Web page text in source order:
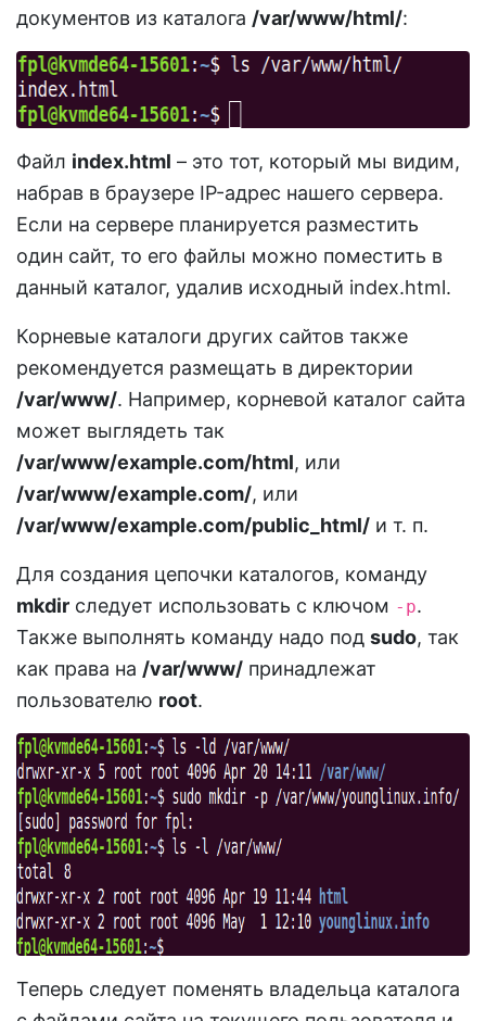
документов из каталога /var/www/html/:
Файл index.html – это тот, который мы видим,
набрав в браузере IP-адрес нашего сервера.
Если на сервере планируется разместить
один сайт, то его файлы можно поместить в
данный каталог, удалив исходный index.html.
Корневые каталоги других сайтов также
рекомендуется размещать в директории
/var/www/. Например, корневой каталог сайта
может выглядеть так
/var/www/example.com/html, или
/var/www/example.com/, или
/var/www/example.com/public_html/ и т. п.
Для создания цепочки каталогов, команду
mkdir следует использовать с ключом -p.
Также выполнять команду надо под sudo, так
как права на /var/www/ принадлежат
пользователю root.
Теперь следует поменять владельца каталога